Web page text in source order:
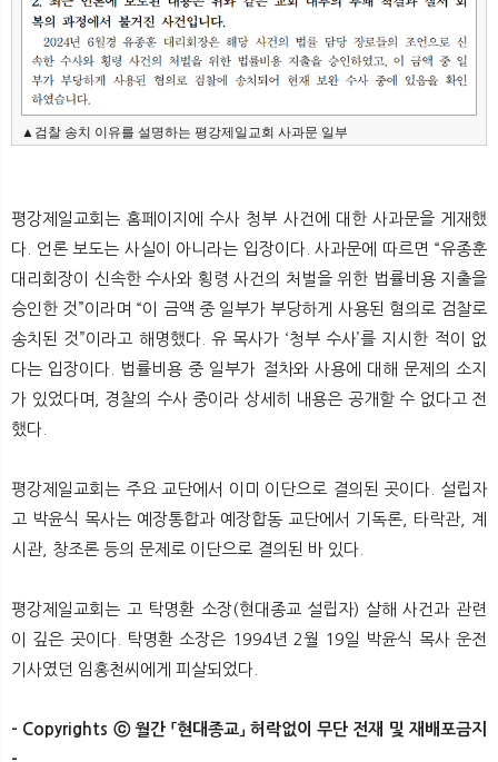
▲검찰 송치 이유를 설명하는 평강제일교회 사과문 일부
평강제일교회는 홈페이지에 수사 청부 사건에 대한 사과문을 게재했
다. 언론 보도는 사실이 아니라는 입장이다. 사과문에 따르면 “유종훈
대리회장이 신속한 수사와 횡령 사건의 처벌을 위한 법률비용 지출을
승인한 것”이라며 “이 금액 중 일부가 부당하게 사용된 혐의로 검찰로
송치된 것”이라고 해명했다. 유 목사가 ‘청부 수사’를 지시한 적이 없
다는 입장이다. 법률비용 중 일부가 절차와 사용에 대해 문제의 소지
가 있었다며, 경찰의 수사 중이라 상세히 내용은 공개할 수 없다고 전
했다.
평강제일교회는 주요 교단에서 이미 이단으로 결의된 곳이다. 설립자
고 박윤식 목사는 예장통합과 예장합동 교단에서 기독론, 타락관, 계
시관, 창조론 등의 문제로 이단으로 결의된 바 있다.
평강제일교회는 고 탁명환 소장(현대종교 설립자) 살해 사건과 관련
이 깊은 곳이다. 탁명환 소장은 1994년 2월 19일 박윤식 목사 운전
기사였던 임홍천씨에게 피살되었다.​
- Copyrights ⓒ 월간 「현대종교」 허락없이 무단 전재 및 재배포금지